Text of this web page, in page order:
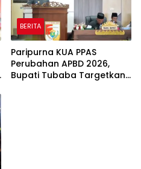
BERITA
Paripurna KUA PPAS
Perubahan APBD 2026,
Bupati Tubaba Targetkan